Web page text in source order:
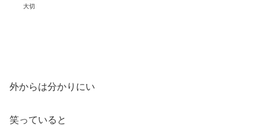
大切
外からは分かりにい
笑っていると